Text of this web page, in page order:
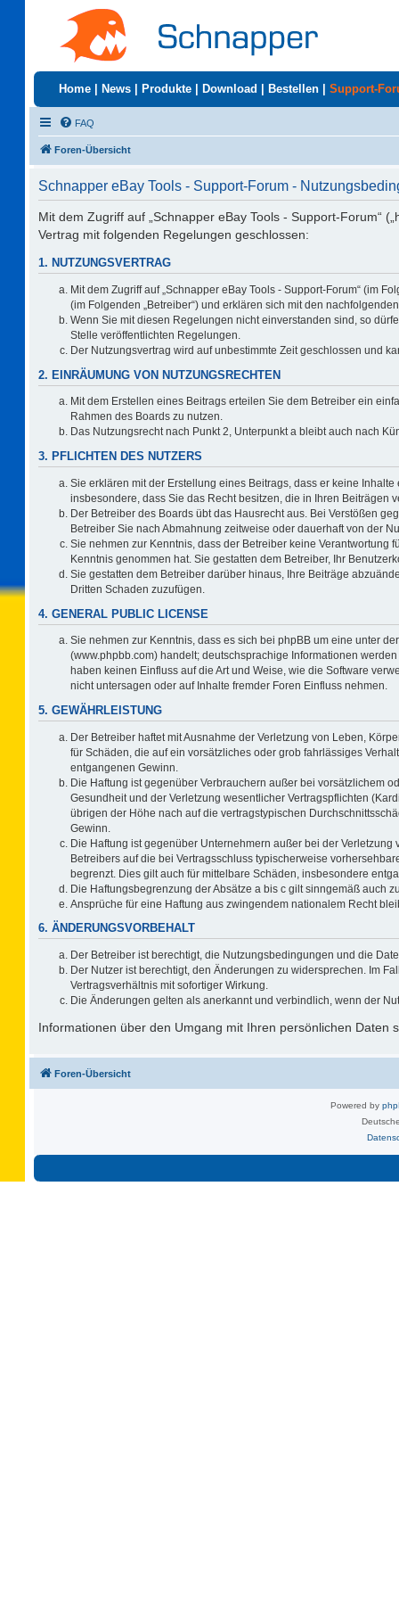
Home News Produkte Download Bestellen Support-
FAQ
Foren-Übersicht
Schnapper eBay Tools - Support-Forum -
Mit dem Zugriff auf „Schnapper eBay Tools - Support-Forum“
Vertrag mit folgenden Regelungen geschlossen:
1. NUTZUNGSVERTRAG
Mit dem Zugriff auf „Schnapper eBay Tools - Support-Forum“ (im
(im Folgenden „Betreiber“) und erklären sich mit den
Wenn Sie mit diesen Regelungen nicht einverstanden sind, so
Stelle veröffentlichten Regelungen.
Der Nutzungsvertrag wird auf unbestimmte Zeit geschlossen und
2. EINRÄUMUNG VON NUTZUNGSRECHTEN
Mit dem Erstellen eines Beitrags erteilen Sie dem Betreiber ein
Rahmen des Boards zu nutzen.
Das Nutzungsrecht nach Punkt 2, Unterpunkt a bleibt auch nach
3. PFLICHTEN DES NUTZERS
Sie erklären mit der Erstellung eines Beitrags, dass er keine
insbesondere, dass Sie das Recht besitzen, die in Ihren Beiträgen
Der Betreiber des Boards übt das Hausrecht aus. Bei Verstößen
Betreiber Sie nach Abmahnung zeitweise oder dauerhaft von der
Sie nehmen zur Kenntnis, dass der Betreiber keine Verantwortung
Kenntnis genommen hat. Sie gestatten dem Betreiber, Ihr
Sie gestatten dem Betreiber darüber hinaus, Ihre Beiträge
Dritten Schaden zuzufügen.
4. GENERAL PUBLIC LICENSE
Sie nehmen zur Kenntnis, dass es sich bei phpBB um eine unter der
(www.phpbb.com) handelt; deutschsprachige Informationen
haben keinen Einfluss auf die Art und Weise, wie die Software
nicht untersagen oder auf Inhalte fremder Foren Einfluss nehmen.
5. GEWÄHRLEISTUNG
Der Betreiber haftet mit Ausnahme der Verletzung von Leben,
für Schäden, die auf ein vorsätzliches oder grob fahrlässiges
entgangenen Gewinn.
Die Haftung ist gegenüber Verbrauchern außer bei vorsätzlichem
Gesundheit und der Verletzung wesentlicher Vertragspflichten
übrigen der Höhe nach auf die vertragstypischen
Gewinn.
Die Haftung ist gegenüber Unternehmern außer bei der
Betreibers auf die bei Vertragsschluss typischerweise
begrenzt. Dies gilt auch für mittelbare Schäden, insbesondere
Die Haftungsbegrenzung der Absätze a bis c gilt sinngemäß auch
Ansprüche für eine Haftung aus zwingendem nationalem Recht
6. ÄNDERUNGSVORBEHALT
Der Betreiber ist berechtigt, die Nutzungsbedingungen und die
Der Nutzer ist berechtigt, den Änderungen zu widersprechen. Im
Vertragsverhältnis mit sofortiger Wirkung.
Die Änderungen gelten als anerkannt und verbindlich, wenn der
Informationen über den Umgang mit Ihren persönlichen Daten
Foren-Übersicht
Powered by